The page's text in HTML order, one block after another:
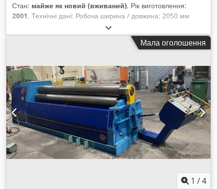
Стан: майже як новий (вживаний), Рік виготовлення:
2001, Технічні дані: Робоча ширина / довжина: 2050 мм
макс. потужність згинання (чорна сталь St40): 4,0 мм макс.
підгін/згинання (чорна сталь St40): 2,0 мм CNC-управління:
MG Діаметр верхнього валу: 140 мм Діаметр бокових нижніх
нижнього валу: 130 мм Пристрій для згинання конусів
Робоча висота: 800 мм Мобільний пульт керування
Гідравлічні відкидні опори Маркування CE Потужність
двигуна: 3 кВт Габаритні розміри (Д x Ш x В): прибл. 3400 x
1200 x 1200 мм Власна вага: прибл. 2,5 т Стан: Дуже гарний
стан, дуже мало використовувалася Продавець не несе
відповідальності за помилки при написанні або передачі
даних. Машина відповідає віку за зовнішнім виглядом,
технічним станом і ступенем зносу; вживані машини
продаються без будь-якої гарантії.
Мала оголошення
1 /4